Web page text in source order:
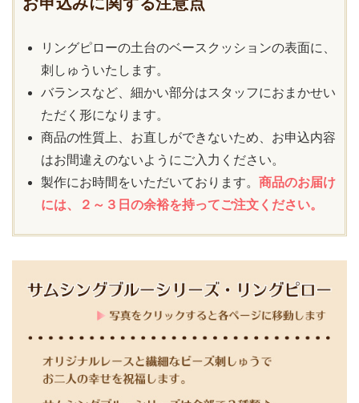
お申込みに関する注意点
リングピローの土台のベースクッションの表面に、
刺しゅういたします。
バランスなど、細かい部分はスタッフにおまかせい
ただく形になります。
商品の性質上、お直しができないため、お申込内容
はお間違えのないようにご入力ください。
製作にお時間をいただいております。 商品のお届け
には、２～３日の余裕を持ってご注文ください。